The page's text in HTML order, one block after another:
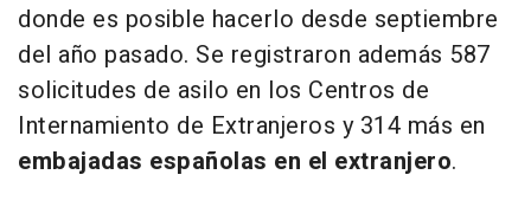
donde es posible hacerlo desde septiembre
del año pasado. Se registraron además 587
solicitudes de asilo en los Centros de
Internamiento de Extranjeros y 314 más en
embajadas españolas en el extranjero.